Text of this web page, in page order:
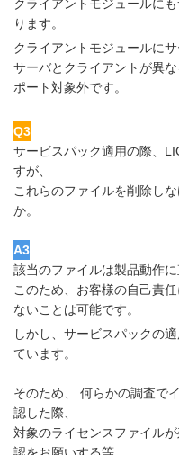
クライアントモジュールに
ります。
クライアントモジュールに
サーバとクライアントが異
ポート対象外です。
Q3
サービスパック適用の際、
すが、
これらのファイルを削除し
か。
A3
該当のファイルは製品動作に
このため、お客様の自己責
ないことは可能です。
しかし、サービスパックの
ています。
そのため、 何らかの調査で
認した際、
対象のライセンスファイル